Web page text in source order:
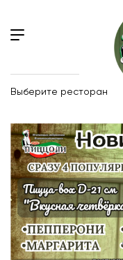
Выберите ресторан